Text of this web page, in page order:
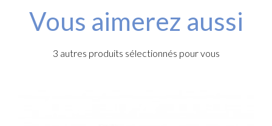
Vous aimerez aussi
3 autres produits sélectionnés pour vous